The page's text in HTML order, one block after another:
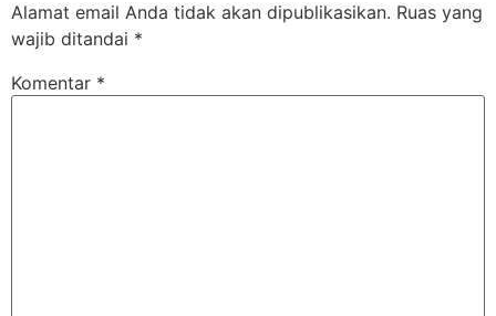
Alamat email Anda tidak akan dipublikasikan. Ruas yang
wajib ditandai *
Komentar *